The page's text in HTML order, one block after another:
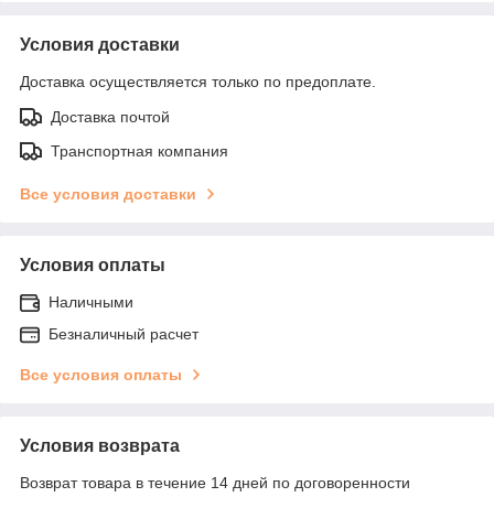
Условия доставки
Доставка осуществляется только по предоплате.
Доставка почтой
Транспортная компания
Все условия доставки
Условия оплаты
Наличными
Безналичный расчет
Все условия оплаты
Условия возврата
Возврат товара в течение 14 дней по договоренности